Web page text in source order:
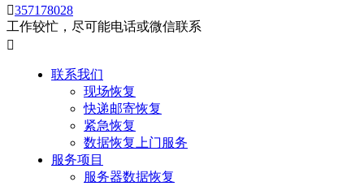
357178028
工作较忙，尽可能电话或微信联系

联系我们
现场恢复
快递邮寄恢复
紧急恢复
数据恢复上门服务
服务项目
服务器数据恢复